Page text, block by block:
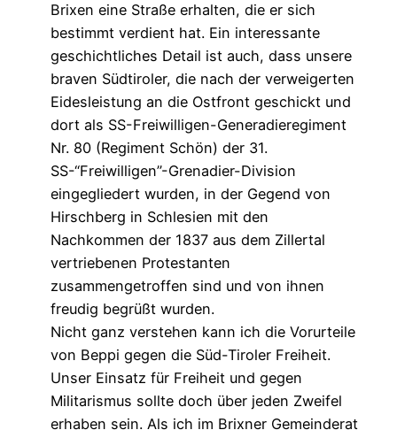
Brixen eine Straße erhalten, die er sich
bestimmt verdient hat. Ein interessante
geschichtliches Detail ist auch, dass unsere
braven Südtiroler, die nach der verweigerten
Eidesleistung an die Ostfront geschickt und
dort als SS-Freiwilligen-Generadieregiment
Nr. 80 (Regiment Schön) der 31.
SS-“Freiwilligen”-Grenadier-Division
eingegliedert wurden, in der Gegend von
Hirschberg in Schlesien mit den
Nachkommen der 1837 aus dem Zillertal
vertriebenen Protestanten
zusammengetroffen sind und von ihnen
freudig begrüßt wurden.
Nicht ganz verstehen kann ich die Vorurteile
von Beppi gegen die Süd-Tiroler Freiheit.
Unser Einsatz für Freiheit und gegen
Militarismus sollte doch über jeden Zweifel
erhaben sein. Als ich im Brixner Gemeinderat